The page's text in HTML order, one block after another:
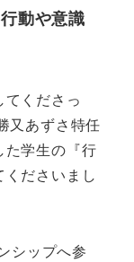
動や意識
くださっ
又あずさ特任
た学生の『行
ださいまし
シップへ参